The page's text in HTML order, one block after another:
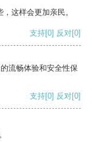
这样会更加亲民。
支持[0] 反对[0]
流畅体验和安全性保
支持[0] 反对[0]